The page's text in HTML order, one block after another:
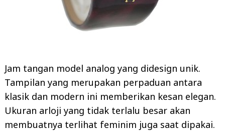
Jam tangan model analog yang didesign unik.
Tampilan yang merupakan perpaduan antara
klasik dan modern ini memberikan kesan elegan.
Ukuran arloji yang tidak terlalu besar akan
membuatnya terlihat feminim juga saat dipakai.